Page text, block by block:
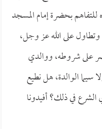
بحضرة إمام المسجد
وتطاول على الله عز وجل،
على شروطه، ووالدي
سيما الوالدة، هل نطيع
الشرع في ذلك؟ أفيدونا